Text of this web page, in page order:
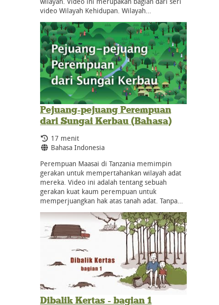
video Wilayah Kehidupan. Wilayah…
Pejuang-pejuang Perempuan
dari Sungai Kerbau (Bahasa)
Durasi:
17 menit
Bahasa:
Bahasa Indonesia
Perempuan Maasai di Tanzania memimpin
gerakan untuk mempertahankan wilayah adat
mereka. Video ini adalah tentang sebuah
gerakan kuat kaum perempuan untuk
memperjuangkan hak atas tanah adat. Tanpa…
Dibalik Kertas - bagian 1